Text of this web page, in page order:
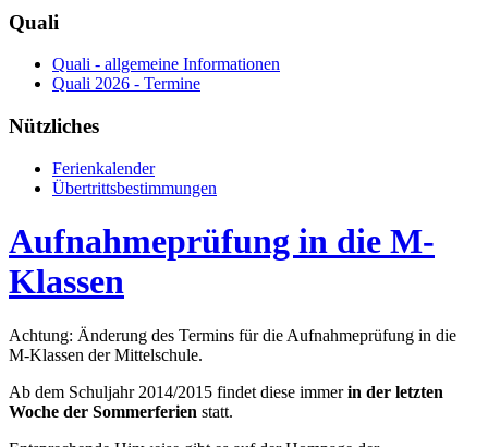
Quali
Quali - allgemeine Informationen
Quali 2026 - Termine
Nützliches
Ferienkalender
Übertrittsbestimmungen
Aufnahmeprüfung in die M-
Klassen
Achtung: Änderung des Termins für die Aufnahmeprüfung in die
M-Klassen der Mittelschule.
Ab dem Schuljahr 2014/2015 findet diese immerin der letzten
Woche der Sommerferien statt.